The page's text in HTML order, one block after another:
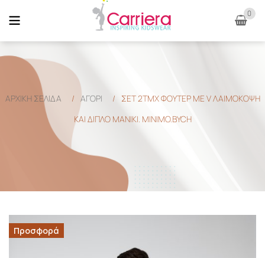
0
ΑΡΧΙΚΉ ΣΕΛΊΔΑ / ΑΓΟΡΙ /
ΣΕΤ 2ΤΜΧ ΦΟΥΤΕΡ ΜΕ V ΛΑΙΜΟΚΟΨΗ
ΚΑΙ ΔΙΠΛΟ ΜΑΝΙΚΙ. MINIMO.BYCH
Προσφορά